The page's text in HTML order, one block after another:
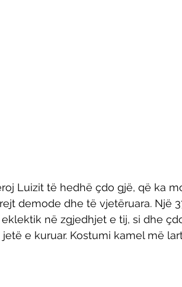
Luizit të hedhë çdo gjë, që ka
demode dhe të vjetëruara. Një
në zgjedhjet e tij, si dhe
e kuruar. Kostumi kamel më